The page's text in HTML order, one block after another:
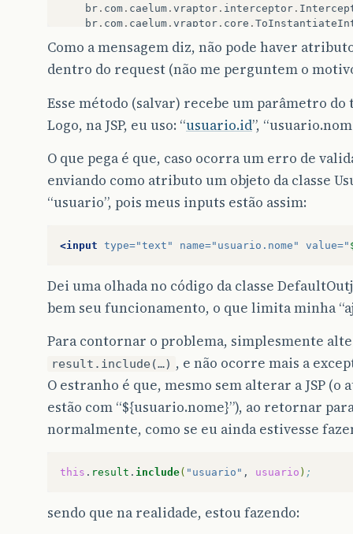
br . com . caelum . vraptor . interceptor .
br . com . caelum . vraptor . core .
vraptor core
br .com.caelum.vraptor. interceptor.
br. com.caelum .vraptor. core.
br.com . caelum .vraptor. interceptor.
caelum vraptor
br. com. caelum.vraptor.core.
br.com. caelum.vraptor.core.
br
caelum .vraptor core
br.com.caelum .vraptor.VRaptor$ 1.
br.com.caelum. vraptor.ioc.spring.
Como a mensagem diz, não pode haver
dentro do request (não me perguntem o
Esse método (salvar) recebe um parâmetro do
Logo, na JSP, eu uso: “usuario.id”,
O que pega é que, caso ocorra um erro de
enviando como atributo um objeto da classe
“usuario”, pois meus inputs estão assim:
<input type="text" name="usuario.nome" value="
Dei uma olhada no código da classe
bem seu funcionamento, o que limita minha
Para contornar o problema, simplesmente
result.include(…) , e não ocorre mais a
O estranho é que, mesmo sem alterar a JSP
estão com “${usuario.nome}”), ao retornar
normalmente, como se eu ainda estivesse
this . result . include( "usuario" , usuario ) ;
sendo que na realidade, estou fazendo: